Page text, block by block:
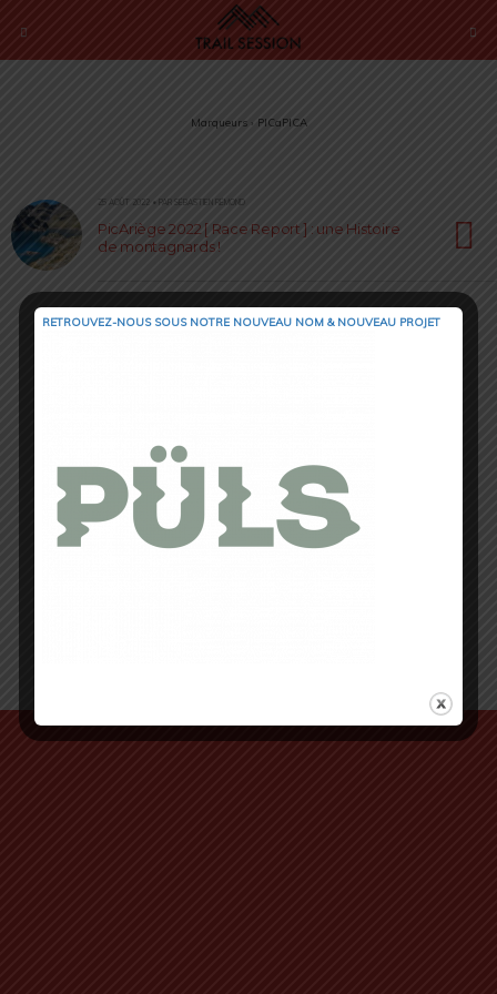
Marqueurs › PICaPICA
25 AOÛT 2022 • PAR SÉBASTIEN RÉMOND
PicAriège 2022 [ Race Report ] : une Histoire
de montagnards !
RETROUVEZ-NOUS SOUS NOTRE NOUVEAU NOM & NOUVEAU PROJET